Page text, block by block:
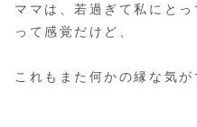
ママは、若過ぎて私にと
って感覚だけど、
これもまた何かの縁な気が